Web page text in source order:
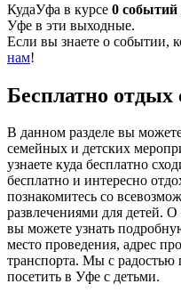
КудаУфа в курсе 0 событий
Уфе в эти выходные.
Если вы знаете о событии,
нам!
Бесплатно отдых
В данном разделе вы
семейных и детских
узнаете куда бесплатно
бесплатно и интересно
познакомитесь со
развлечениями для детей.
вы можете узнать
место проведения, адрес
транспорта. Мы с радостью
посетить в Уфе с детьми.